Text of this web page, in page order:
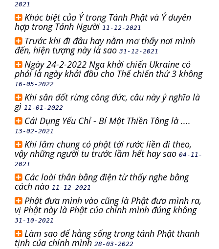
2021
Khác biệt của Ý trong Tánh Phật và Ý duyên
hợp trong Tánh Người11-12-2021
Trước khi đi đâu hay nằm mơ thấy nơi mình
đến, hiện tượng này là sao 31-12-2021
Ngày 24-2-2022 Nga khởi chiến Ukraine có
phải là ngày khởi đầu cho Thế chiến thứ 3 không
16-05-2022
Khi sân đốt rừng công đức, câu này ý nghĩa là
gì 11-01-2022
Cái Dụng Yếu Chỉ - Bí Mật Thiền Tông là ....
13-02-2021
Khi lâm chung có phật tới rước liền đi theo,
vậy những người tu trước lầm hết hay sao 04-11-
2021
Các loài thân bằng điện từ thấy nghe bằng
cách nào 11-12-2021
Phật đưa mình vào cũng là Phật đưa mình ra,
vị Phật này là Phật của chính mình đúng không
31-10-2021
Làm sao để hằng sống trong tánh Phật thanh
tịnh của chính mình 28-03-2022